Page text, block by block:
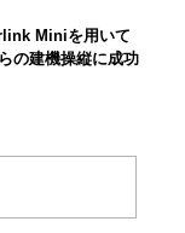
Miniを用いて
の建機操縦に成功